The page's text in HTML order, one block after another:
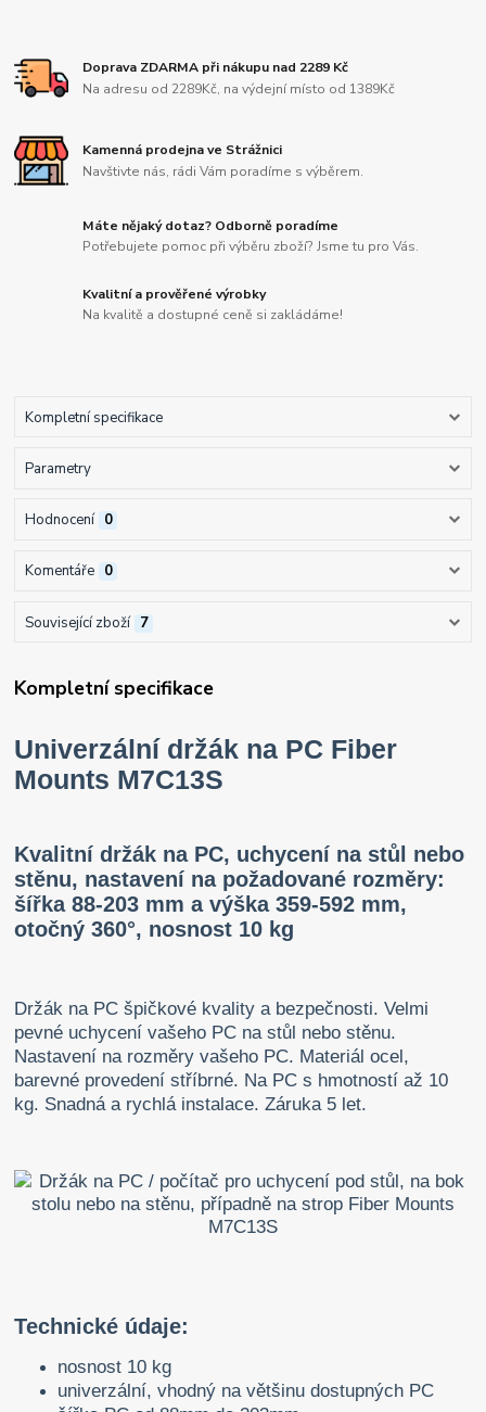
Doprava ZDARMA při nákupu nad 2289 Kč
Na adresu od 2289Kč, na výdejní místo od 1389Kč
Kamenná prodejna ve Strážnici
Navštivte nás, rádi Vám poradíme s výběrem.
Máte nějaký dotaz? Odborně poradíme
Potřebujete pomoc při výběru zboží? Jsme tu pro Vás.
Kvalitní a prověřené výrobky
Na kvalitě a dostupné ceně si zakládáme!
Kompletní specifikace
Parametry
Hodnocení 0
Komentáře 0
Související zboží 7
Kompletní specifikace
Univerzální držák na PC Fiber
Mounts M7C13S
Kvalitní držák na PC, uchycení na stůl nebo
stěnu, nastavení na požadované rozměry:
šířka 88-203 mm a výška 359-592 mm,
otočný 360°, nosnost 10 kg
Držák na PC špičkové kvality a bezpečnosti. Velmi
pevné uchycení vašeho PC na stůl nebo stěnu.
Nastavení na rozměry vašeho PC. Materiál ocel,
barevné provedení stříbrné. Na PC s hmotností až 10
kg. Snadná a rychlá instalace. Záruka 5 let.
Technické údaje:
nosnost 10 kg
univerzální, vhodný na většinu dostupných PC